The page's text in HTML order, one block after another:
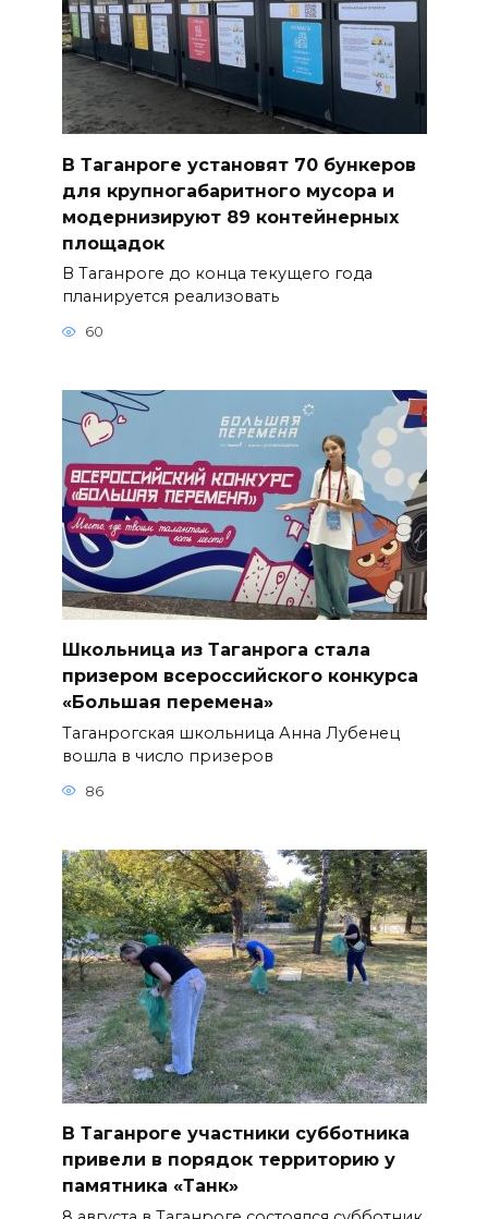
В Таганроге установят 70 бункеров
для крупногабаритного мусора и
модернизируют 89 контейнерных
площадок
В Таганроге до конца текущего года
планируется реализовать
60
Школьница из Таганрога стала
призером всероссийского конкурса
«Большая перемена»
Таганрогская школьница Анна Лубенец
вошла в число призеров
86
В Таганроге участники субботника
привели в порядок территорию у
памятника «Танк»